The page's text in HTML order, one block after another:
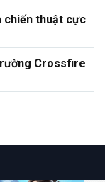
chiến thuật cực
Crossfire